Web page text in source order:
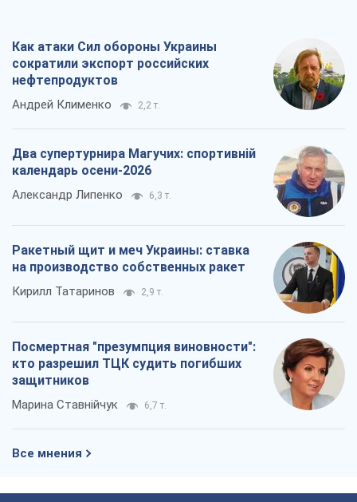
Как атаки Сил обороны Украины
сократили экспорт российских
нефтепродуктов
Андрей Клименко 2,2 т.
Два супертурнира Магучих: спортивній
календарь осени-2026
Александр Липенко 6,3 т.
Ракетный щит и меч Украины: ставка
на производство собственных ракет
Кирилл Татаринов 2,9 т.
Посмертная "презумпция виновности":
кто разрешил ТЦК судить погибших
защитников
Марина Ставнійчук 6,7 т.
Все мнения